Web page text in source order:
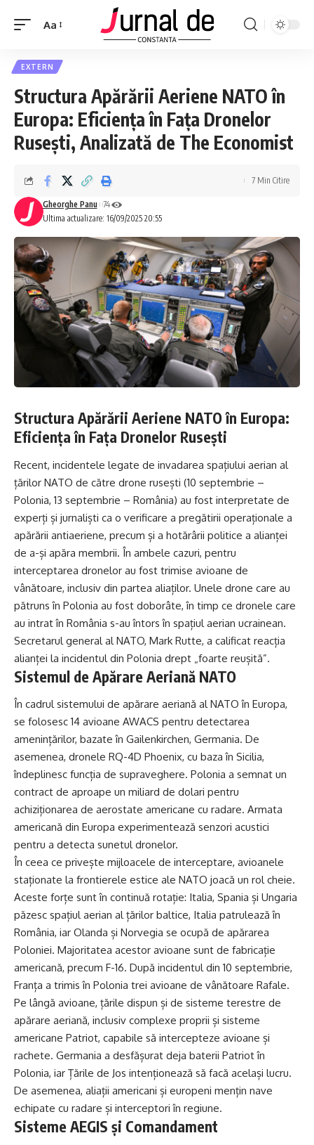
Aa
EXTERN
Structura Apărării Aeriene NATO în
Europa: Eficiența în Fața Dronelor
Rusești, Analizată de The Economist
Ultima actualizare: 16/09/2025 20:55
Gheorghe Panu 74
7 Min Citire
Structura Apărării Aeriene NATO în Europa:
Eficiența în Fața Dronelor Rusești
Recent, incidentele legate de invadarea spațiului aerian al
țărilor NATO de către drone rusești (10 septembrie –
Polonia, 13 septembrie – România) au fost interpretate de
experți și jurnaliști ca o verificare a pregătirii operaționale a
apărării antiaeriene, precum și a hotărârii politice a alianței
de a-și apăra membrii. În ambele cazuri, pentru
interceptarea dronelor au fost trimise avioane de
vânătoare, inclusiv din partea aliaților. Unele drone care au
pătruns în Polonia au fost doborâte, în timp ce dronele care
au intrat în România s-au întors în spațiul aerian ucrainean.
Secretarul general al NATO, Mark Rutte, a calificat reacția
alianței la incidentul din Polonia drept „foarte reușită”.
Sistemul de Apărare Aeriană NATO
În cadrul sistemului de apărare aeriană al NATO în Europa,
se folosesc 14 avioane AWACS pentru detectarea
amenințărilor, bazate în Gailenkirchen, Germania. De
asemenea, dronele RQ-4D Phoenix, cu baza în Sicilia,
îndeplinesc funcția de supraveghere. Polonia a semnat un
contract de aproape un miliard de dolari pentru
achiziționarea de aerostate americane cu radare. Armata
americană din Europa experimentează senzori acustici
pentru a detecta sunetul dronelor.
În ceea ce privește mijloacele de interceptare, avioanele
staționate la frontierele estice ale NATO joacă un rol cheie.
Aceste forțe sunt în continuă rotație: Italia, Spania și Ungaria
păzesc spațiul aerian al țărilor baltice, Italia patrulează în
România, iar Olanda și Norvegia se ocupă de apărarea
Poloniei. Majoritatea acestor avioane sunt de fabricație
americană, precum F-16. După incidentul din 10 septembrie,
Franța a trimis în Polonia trei avioane de vânătoare Rafale.
Pe lângă avioane, țările dispun și de sisteme terestre de
apărare aeriană, inclusiv complexe proprii și sisteme
americane Patriot, capabile să intercepteze avioane și
rachete. Germania a desfășurat deja baterii Patriot în
Polonia, iar Țările de Jos intenționează să facă același lucru.
De asemenea, aliații americani și europeni mențin nave
echipate cu radare și interceptori în regiune.
Sisteme AEGIS și Comandament